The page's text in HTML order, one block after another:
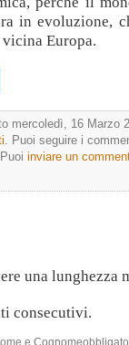
in evoluzione,
Europa.
mercoledì, 16 Marzo
. Puoi seguire i
inviare un
una lunghezza
consecutivi.